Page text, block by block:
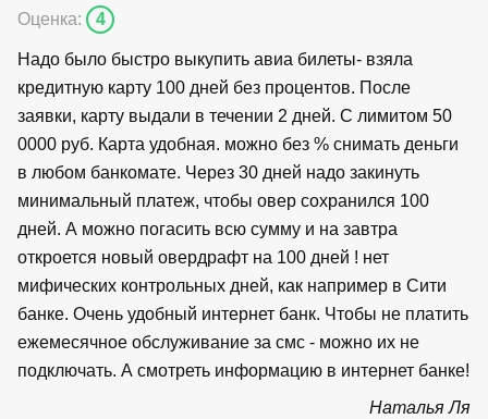
Оценка: 4
Надо было быстро выкупить авиа билеты- взяла
кредитную карту 100 дней без процентов. После
заявки, карту выдали в течении 2 дней. С лимитом 50
0000 руб. Карта удобная. можно без % снимать деньги
в любом банкомате. Через 30 дней надо закинуть
минимальный платеж, чтобы овер сохранился 100
дней. А можно погасить всю сумму и на завтра
откроется новый овердрафт на 100 дней ! нет
мифических контрольных дней, как например в Сити
банке. Очень удобный интернет банк. Чтобы не платить
ежемесячное обслуживание за смс - можно их не
подключать. А смотреть информацию в интернет банке!
Наталья Ля